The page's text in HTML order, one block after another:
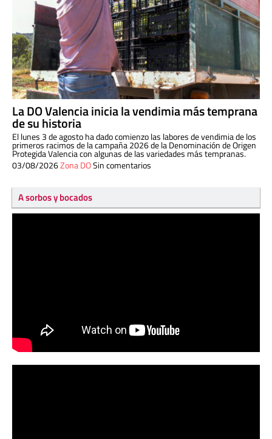
La DO Valencia inicia la vendimia más temprana
de su historia
El lunes 3 de agosto ha dado comienzo las labores de vendimia de los
primeros racimos de la campaña 2026 de la Denominación de Origen
Protegida Valencia con algunas de las variedades más tempranas.
03/08/2026Zona DOSin comentarios
A sorbos y bocados